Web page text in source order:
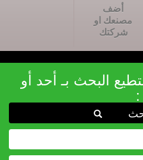
أضف
مصنعك او
شركتك
البحث بـ أحد أو
: